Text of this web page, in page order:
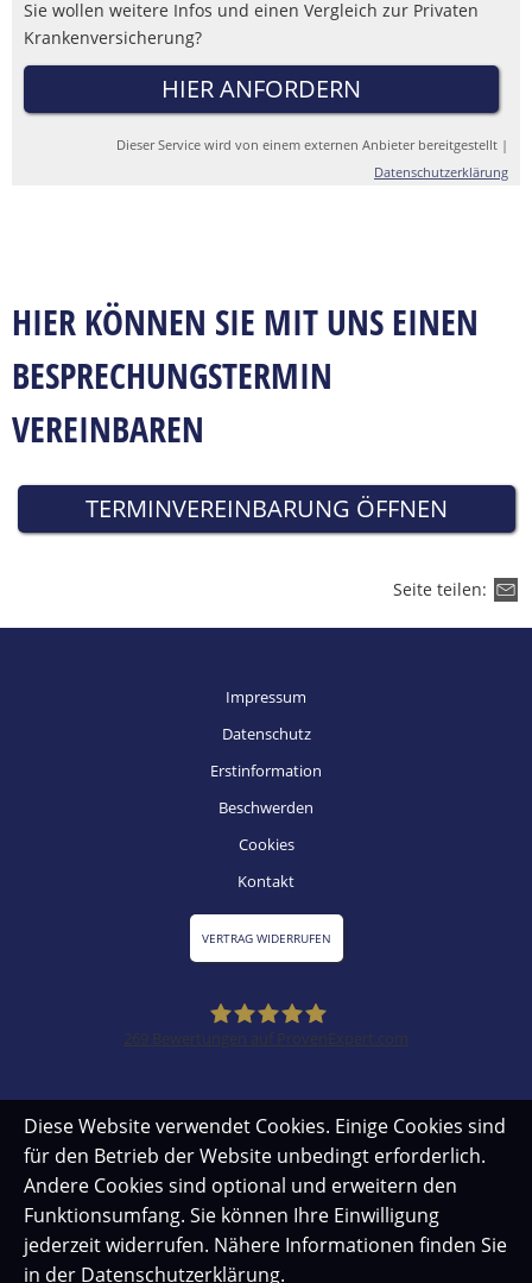
Sie wollen weitere Infos und einen Vergleich zur Privaten
Krankenversicherung?
HIER ANFORDERN
Dieser Service wird von einem externen Anbieter bereitgestellt |
Datenschutzerklärung
HIER KÖNNEN SIE MIT UNS EINEN
BESPRECHUNGSTERMIN
VEREINBAREN
TERMINVEREINBARUNG ÖFFNEN
Seite teilen:
Impressum
Datenschutz
Erstinformation
Beschwerden
Cookies
Kontakt
VERTRAG WIDERRUFEN
269 Bewertungen auf ProvenExpert.com
Diese Website verwendet Cookies. Einige Cookies sind
für den Betrieb der Website unbedingt erforderlich.
Andere Cookies sind optional und erweitern den
Funktionsumfang. Sie können Ihre Einwilligung
jederzeit widerrufen. Nähere Informationen finden Sie
in der Datenschutzerklärung.